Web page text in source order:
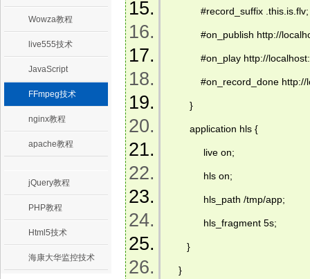
Wowza教程
live555技术
JavaScript
FFmpeg技术
nginx教程
apache教程
jQuery教程
PHP教程
Html5技术
海康大华监控技术
#record_suffix
#on_publish http://
#on_play http://
#on_record_done http://
}
application hls {
live on;
hls on;
hls_path /tmp/app;
hls_fragment 5s;
}
}